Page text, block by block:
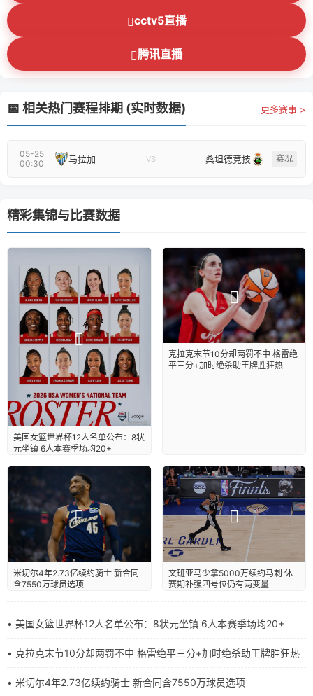
cctv5直播
腾讯直播
📅 相关热门赛程排期 (实时数据) 更多赛事 >
05-25
00:30
马拉加 VS 桑坦德竞技 赛况
精彩集锦与比赛数据
美国女篮世界杯12人名单公布：8状
元坐镇 6人本赛季场均20+
克拉克末节10分却两罚不中 格雷绝
平三分+加时绝杀助王牌胜狂热
米切尔4年2.73亿续约骑士 新合同
含7550万球员选项
文班亚马少拿5000万续约马刺 休
赛期补强四号位仍有两变量
• 美国女篮世界杯12人名单公布：8状元坐镇 6人本赛季场均20+
• 克拉克末节10分却两罚不中 格雷绝平三分+加时绝杀助王牌胜狂热
• 米切尔4年2.73亿续约骑士 新合同含7550万球员选项